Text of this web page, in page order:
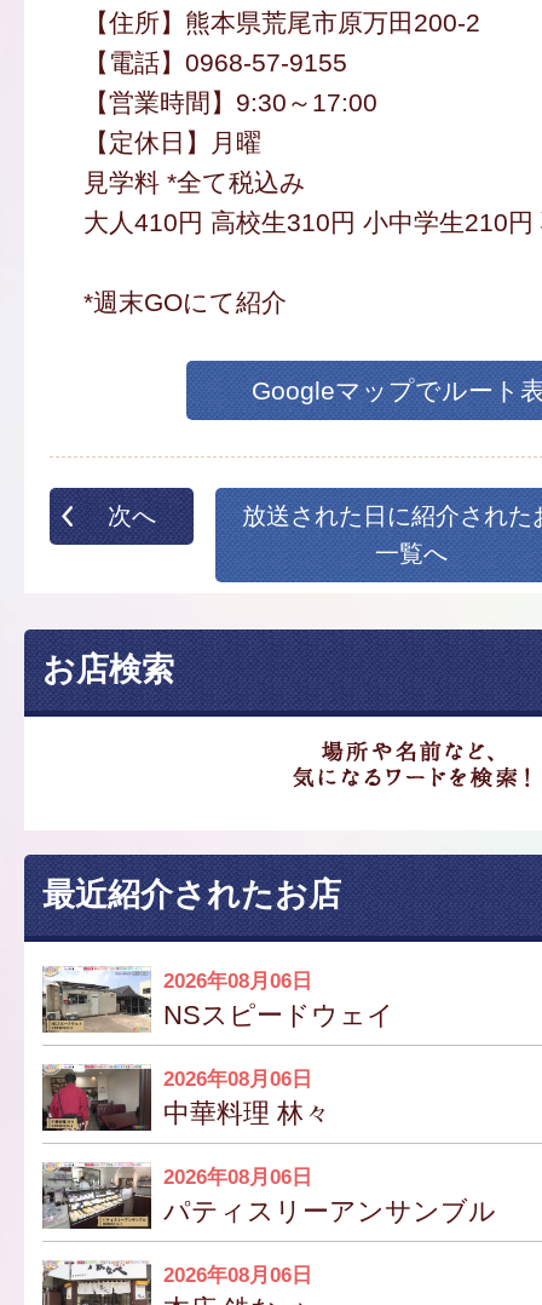
【住所】熊本県荒尾市原万田200-2
【電話】0968-57-9155
【営業時間】9:30～17:00
【定休日】月曜
見学料 *全て税込み
大人410円 高校生310円 小中学生210円
*週末GOにて紹介
Googleマップでルート
次へ
放送された日に紹介された
一覧へ
お店検索
最近紹介されたお店
2026年08月06日
NSスピードウェイ
2026年08月06日
中華料理 林々
2026年08月06日
パティスリーアンサンブル
2026年08月06日